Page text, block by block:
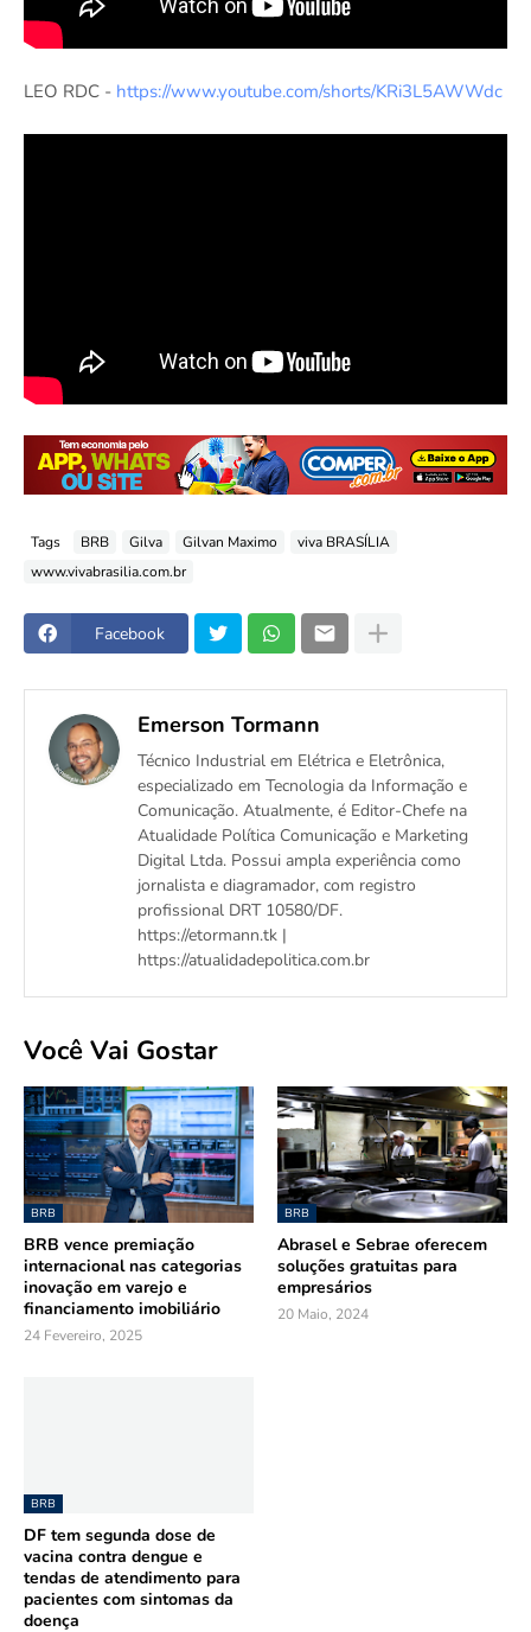
LEO RDC - https://www.youtube.com/shorts/KRi3L5AWWdc
Tags BRB Gilva Gilvan Maximo
viva BRASÍLIA
www.vivabrasilia.com.br
Facebook
Emerson Tormann
Técnico Industrial em Elétrica e Eletrônica,
especializado em Tecnologia da Informação e
Comunicação. Atualmente, é Editor-Chefe na
Atualidade Política Comunicação e Marketing
Digital Ltda. Possui ampla experiência como
jornalista e diagramador, com registro
profissional DRT 10580/DF.
https://etormann.tk |
https://atualidadepolitica.com.br
Você Vai Gostar
BRB
BRB vence premiação
internacional nas categorias
inovação em varejo e
financiamento imobiliário
24 Fevereiro, 2025
BRB
Abrasel e Sebrae oferecem
soluções gratuitas para
empresários
20 Maio, 2024
BRB
DF tem segunda dose de
vacina contra dengue e
tendas de atendimento para
pacientes com sintomas da
doença